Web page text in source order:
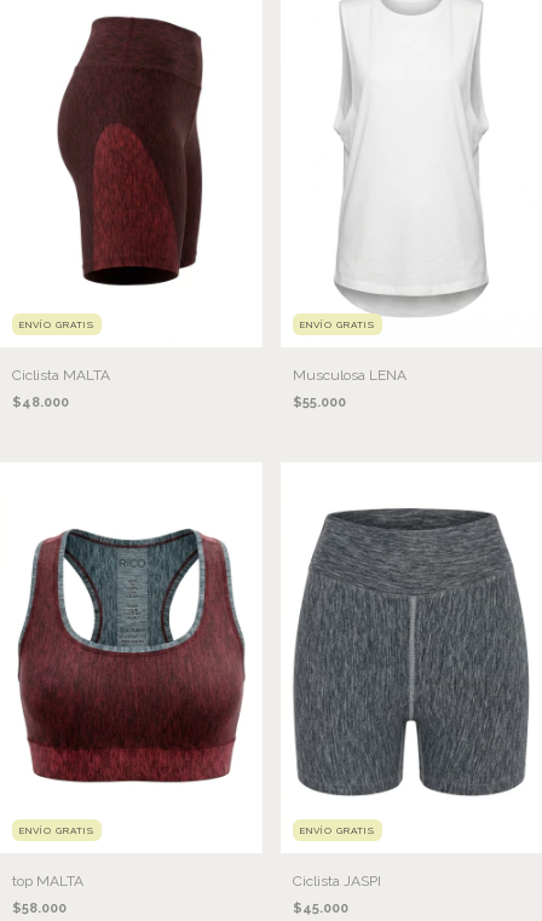
ENVÍO GRATIS
Ciclista MALTA
$48.000
ENVÍO GRATIS
Musculosa LENA
$55.000
ENVÍO GRATIS
top MALTA
$58.000
ENVÍO GRATIS
Ciclista JASPI
$45.000